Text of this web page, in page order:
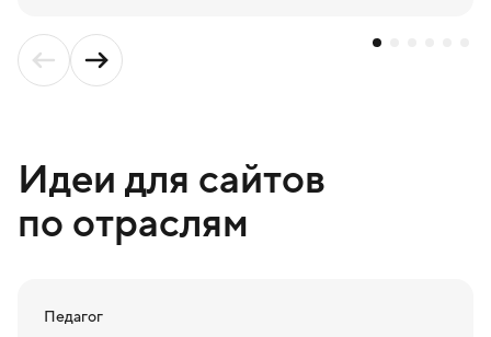
Идеи для сайтов
по отраслям
Педагог